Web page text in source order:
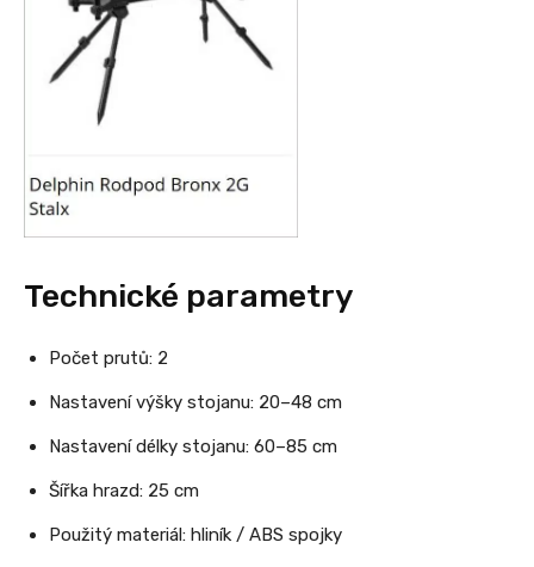
Technické parametry
Počet prutů: 2
Nastavení výšky stojanu: 20–48 cm
Nastavení délky stojanu: 60–85 cm
Šířka hrazd: 25 cm
Použitý materiál: hliník / ABS spojky